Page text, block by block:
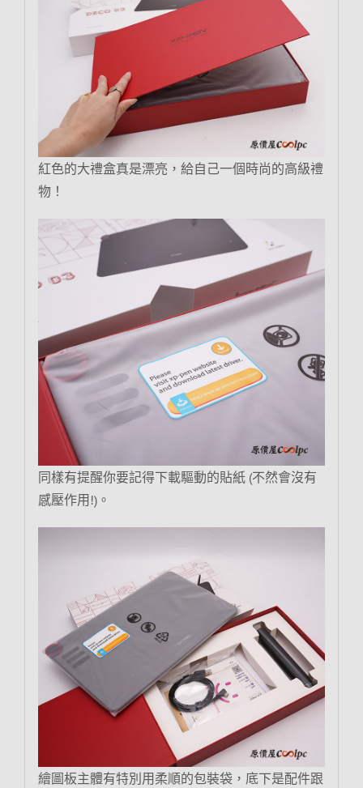
紅色的大禮盒真是漂亮，給自己一個時尚的高級禮
物！
同樣有提醒你要記得下載驅動的貼紙 (不然會沒有
感壓作用!)。
繪圖板主體有特別用柔順的包裝袋，底下是配件跟